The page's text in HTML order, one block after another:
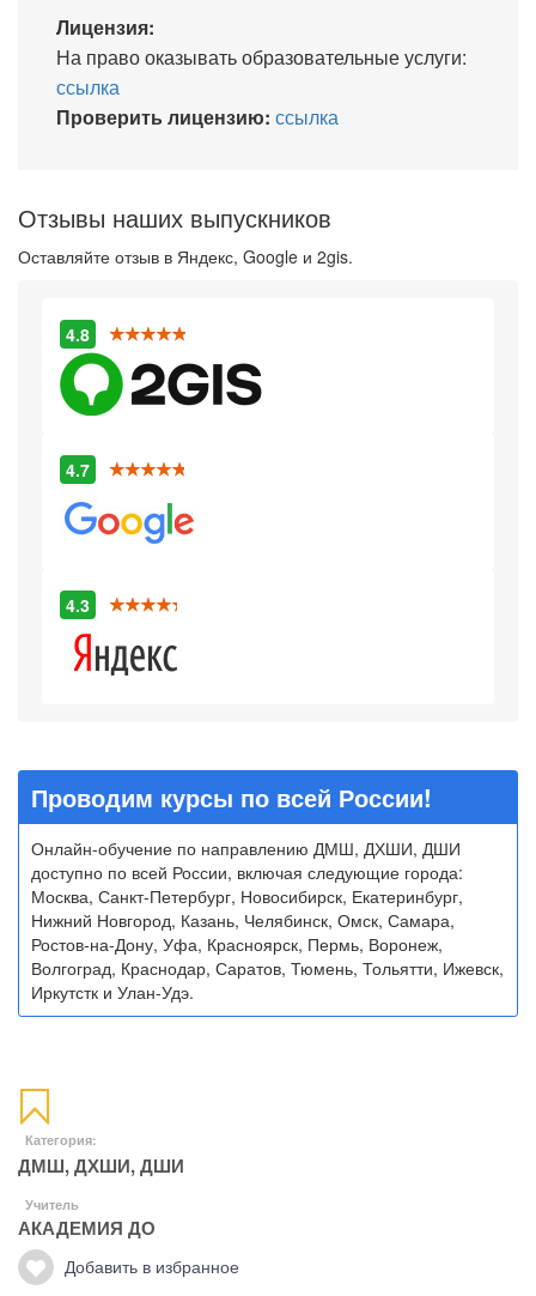
Лицензия:
На право оказывать образовательные услуги:
ссылка
Проверить лицензию: ссылка
Отзывы наших выпускников
Оставляйте отзыв в Яндекс, Google и 2gis.
4.8
4.7
4.3
Проводим курсы по всей России!
Онлайн-обучение по направлению ДМШ, ДХШИ, ДШИ
доступно по всей России, включая следующие города:
Москва, Санкт-Петербург, Новосибирск, Екатеринбург,
Нижний Новгород, Казань, Челябинск, Омск, Самара,
Ростов-на-Дону, Уфа, Красноярск, Пермь, Воронеж,
Волгоград, Краснодар, Саратов, Тюмень, Тольятти, Ижевск,
Иркутстк и Улан-Удэ.
Категория:
ДМШ, ДХШИ, ДШИ
Учитель
АКАДЕМИЯ ДО
Добавить в избранное